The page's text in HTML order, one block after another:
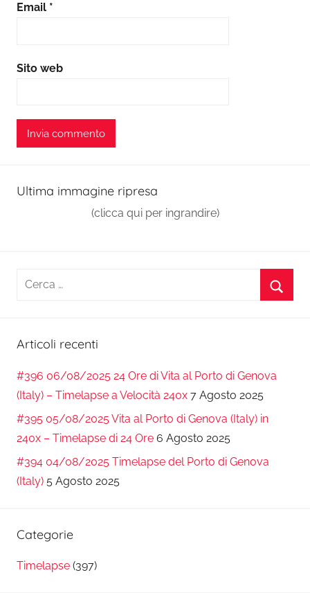
Email *
Sito web
Ultima immagine ripresa
(clicca qui per ingrandire)
Ricerca
Articoli recenti
#396 06/08/2025 24 Ore di Vita al Porto di Genova
(Italy) – Timelapse a Velocità 240x 7 Agosto 2025
#395 05/08/2025 Vita al Porto di Genova (Italy) in
240x – Timelapse di 24 Ore 6 Agosto 2025
#394 04/08/2025 Timelapse del Porto di Genova
(Italy) 5 Agosto 2025
Categorie
Timelapse (397)